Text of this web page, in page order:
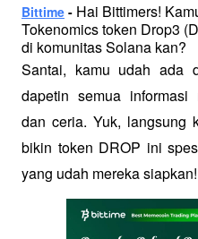
Bittime - Hai Bittimers!
Tokenomics token Drop3
di komunitas Solana kan?
Santai, kamu udah ada
dapetin semua informasi
dan ceria. Yuk, langsung
bikin token DROP ini
yang udah mereka siapkan!